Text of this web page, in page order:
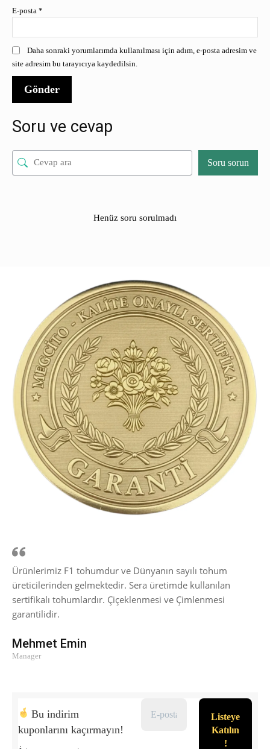
E-posta *
Daha sonraki yorumlarımda kullanılması için adım, e-posta adresim ve
site adresim bu tarayıcıya kaydedilsin.
Soru ve cevap
Soru sorun
Henüz soru sorulmadı
Ürünlerimiz F1 tohumdur ve Dünyanın sayılı tohum
üreticilerinden gelmektedir. Sera üretimde kullanılan
sertifikalı tohumlardır. Çiçeklenmesi ve Çimlenmesi
garantilidir.
Mehmet Emin
Manager
Bu indirim
kuponlarını kaçırmayın!